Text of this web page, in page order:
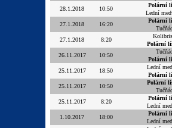
28.1.2018
10:50
Polární
Lední
27.1.2018
16:20
Polární
27.1.2018
8:20
Polární
26.11.2017
10:50
Polární
25.11.2017
18:50
Lední
Polární
25.11.2017
10:50
Polární
25.11.2017
8:20
Polární
Lední
1.10.2017
18:00
Polární
Lední